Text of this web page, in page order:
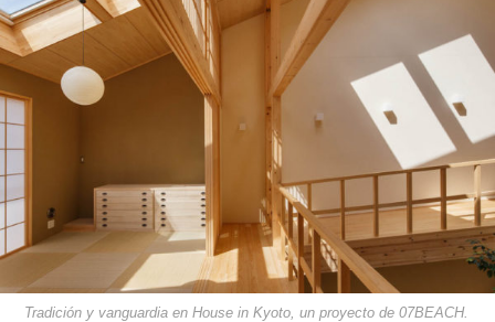
Tradición y vanguardia en House in Kyoto, un proyecto de 07BEACH.